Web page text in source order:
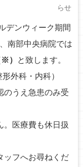
らせ
デンウィーク期間
南部中央病院では
）
と致します。
外科・内科）
のうえ急患のみ受
。医療費も休日扱
ッフへお尋ねくだ
i
o